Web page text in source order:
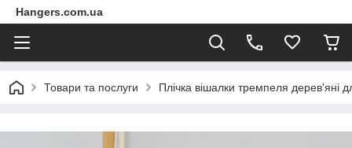
Hangers.com.ua
Товари та послуги Плічка вішалки тремпеля дерев'яні